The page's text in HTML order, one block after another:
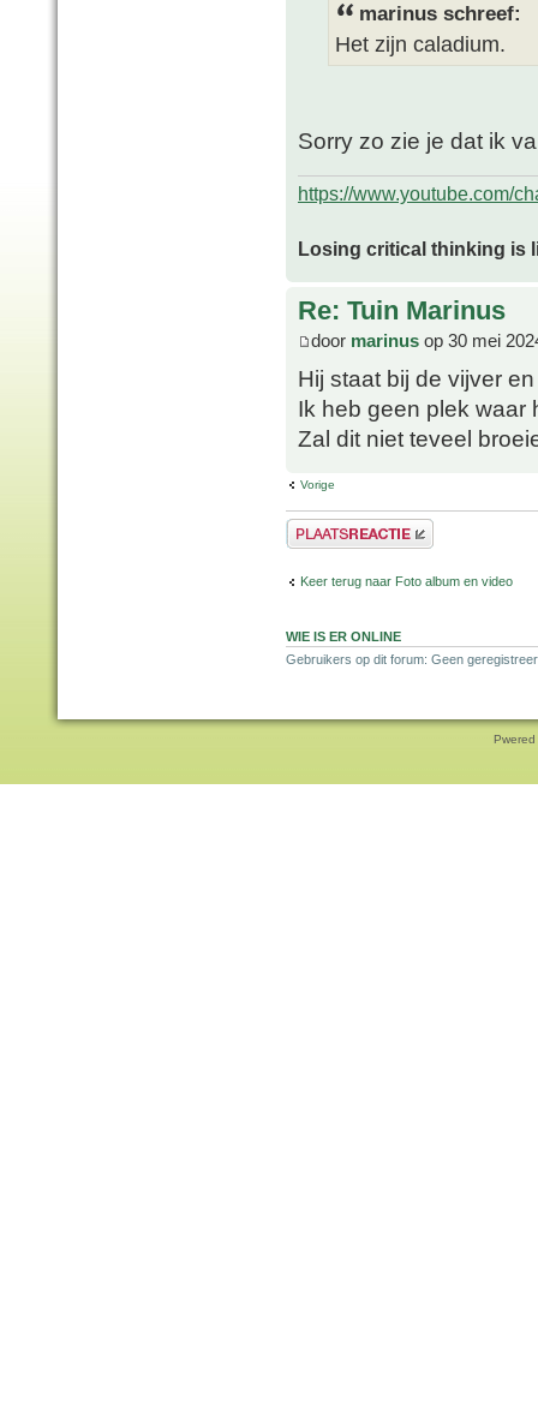
marinus schreef:
Het zijn caladium.
Sorry zo zie je dat ik
https://www.youtube.com/
Losing critical thinking is
Re: Tuin Marinus
door marinus op 30 mei
Hij staat bij de vijver
Ik heb geen plek waar
Zal dit niet teveel
Vorige
Plaats een reactie
Keer terug naar Foto album en video
WIE IS ER ONLINE
Gebruikers op dit forum: Geen